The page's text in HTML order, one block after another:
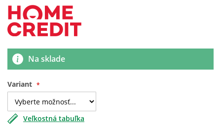
Na sklade
Variant
Veľkostná tabuľka